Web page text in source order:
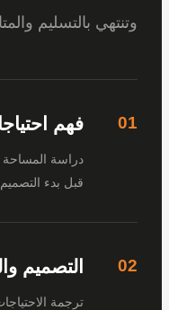
بالتسليم والمتابعة.
فهم احتياجات
دراسة المساحة والأهداف
قبل بدء التصميم.
التصميم
ترجمة الاحتياجات إلى